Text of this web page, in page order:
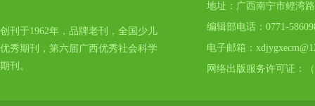
创刊于1962年，品牌老刊，全国少儿
优秀期刊，第六届广西优秀社会科学
期刊。
地址：广西南宁市鲤湾
编辑部电话：0771-
电子邮箱：
网络出版服务许可证：